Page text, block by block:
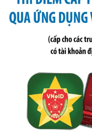
Số kí hiệu:291/
Tên: Nghị định số 291/
đổi, bổ sung một số
ngày 19 tháng 10 năm
phạt vi phạm hành
sung bởi Nghị định số
Số kí hiệu:2303/
Tên: Quyết định công
ban hành, được sửa
Quy trình nội bộ, quy
chính trong một số